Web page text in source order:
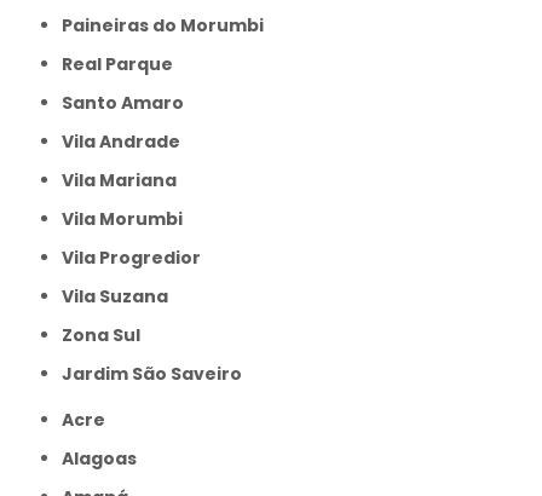
Paineiras do Morumbi
Real Parque
Santo Amaro
Vila Andrade
Vila Mariana
Vila Morumbi
Vila Progredior
Vila Suzana
Zona Sul
jardim São Saveiro
Acre
Alagoas